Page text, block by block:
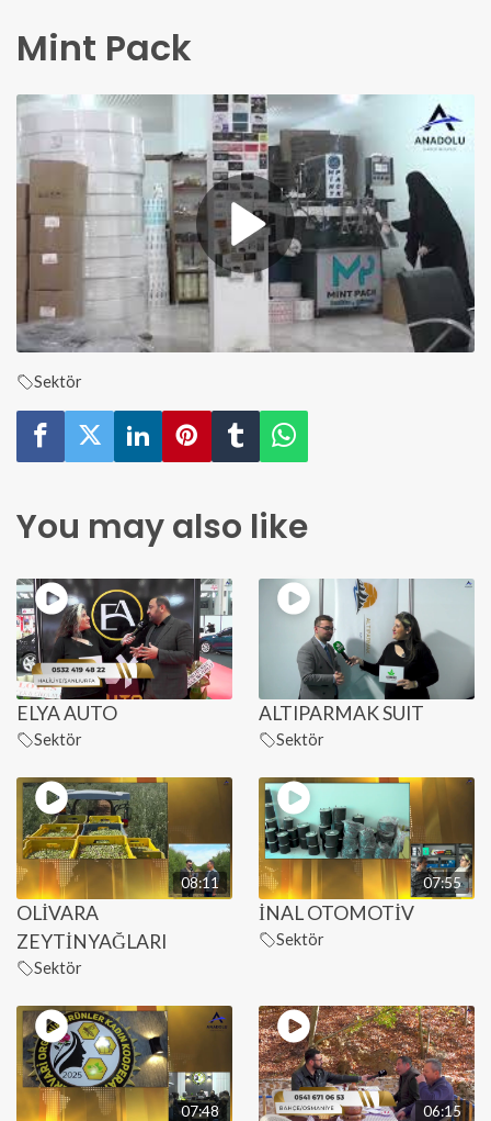
Mint Pack
Sektör
You may also like
ELYA AUTO
Sektör
ALTIPARMAK SUIT
Sektör
08:11
OLİVARA
ZEYTİNYAĞLARI
Sektör
07:55
İNAL OTOMOTİV
Sektör
07:48 06:15